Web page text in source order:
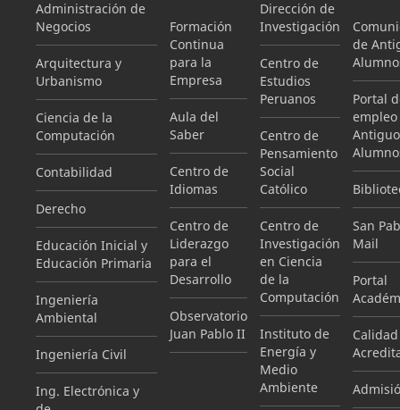
Administración de
Negocios
Arquitectura y
Urbanismo
Ciencia de la
Computación
Contabilidad
Derecho
Educación Inicial y
Educación Primaria
Ingeniería
Ambiental
Ingeniería Civil
Ing. Electrónica y
Formación
Continua
para la
Empresa
Aula del
Saber
Centro de
Idiomas
Centro de
Liderazgo
para el
Desarrollo
Observatorio
Juan Pablo II
Dirección de
Investigación
Centro de
Estudios
Peruanos
Centro de
Pensamiento
Social
Católico
Centro de
Investigación
en Ciencia
de la
Computación
Instituto de
Energía y
Medio
Ambiente
de
Portal
empleo
San
Mail
Portal